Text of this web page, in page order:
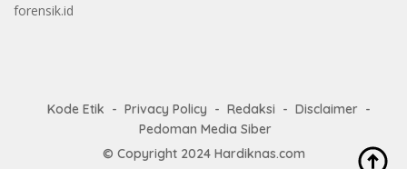
forensik.id
Kode Etik Privacy Policy Redaksi
Disclaimer
Pedoman Media Siber
© Copyright 2024 Hardiknas.com